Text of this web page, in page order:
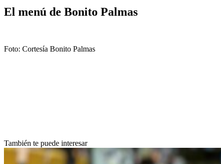
El menú de Bonito Palmas
Foto: Cortesía Bonito Palmas
También te puede interesar